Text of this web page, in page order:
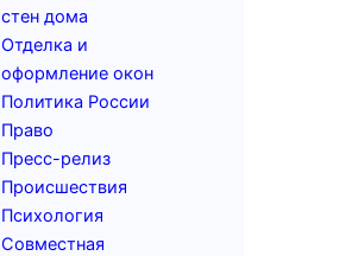
стен дома
Отделка и
оформление окон
Политика России
Право
Пресс-релиз
Происшествия
Психология
Совместная